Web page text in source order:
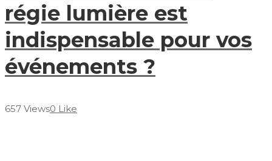
régie lumière est
indispensable pour vos
événements ?
657 Views0 Like